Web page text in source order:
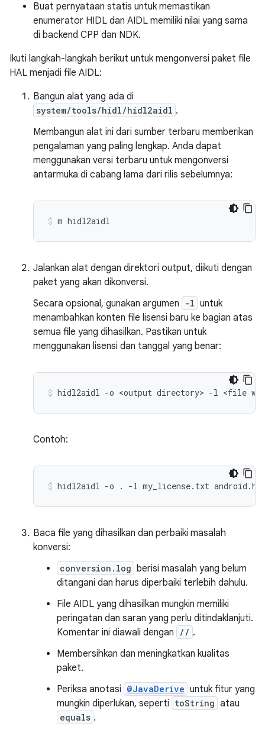
Buat pernyataan statis untuk memastikan
enumerator HIDL dan AIDL memiliki nilai yang sama
di backend CPP dan NDK.
Ikuti langkah-langkah berikut untuk mengonversi paket file
HAL menjadi file AIDL:
Bangun alat yang ada di
system/tools/hidl/hidl2aidl .
Membangun alat ini dari sumber terbaru memberikan
pengalaman yang paling lengkap. Anda dapat
menggunakan versi terbaru untuk mengonversi
antarmuka di cabang lama dari rilis sebelumnya:
m hidl2aidl
Jalankan alat dengan direktori output, diikuti dengan
paket yang akan dikonversi.
Secara opsional, gunakan argumen
-l untuk
menambahkan konten file lisensi baru ke bagian atas
semua file yang dihasilkan. Pastikan untuk
menggunakan lisensi dan tanggal yang benar:
hidl2aidl -o <output directory> -l <file
Contoh:
hidl2aidl -o . -l my_license.txt
Baca file yang dihasilkan dan perbaiki masalah
konversi:
conversion.log berisi masalah yang belum
ditangani dan harus diperbaiki terlebih dahulu.
File AIDL yang dihasilkan mungkin memiliki
peringatan dan saran yang perlu ditindaklanjuti.
Komentar ini diawali dengan
// .
Membersihkan dan meningkatkan kualitas
paket.
Periksa anotasi @JavaDerive untuk fitur yang
mungkin diperlukan, seperti toString atau
equals .